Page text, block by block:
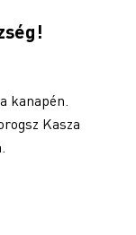
kanapén.
Kasza